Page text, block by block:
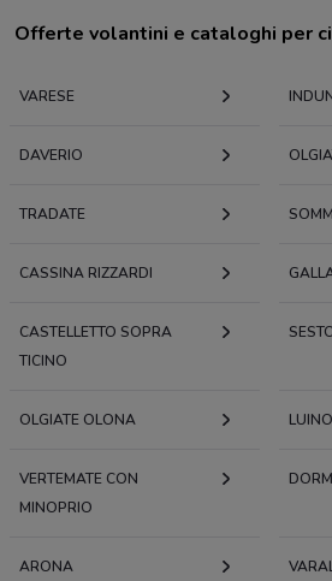
Offerte volantini e cataloghi per
VARESE
DAVERIO
TRADATE
CASSINA RIZZARDI
CASTELLETTO SOPRA
TICINO
OLGIATE OLONA LUINO
VERTEMATE CON
MINOPRIO
ARONA